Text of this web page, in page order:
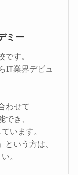
ミー
す。
IT業界デビュ
わせて
き、
います。
いう方は、
。